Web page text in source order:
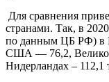
Для сравнения
странами. Так, в
по данным ЦБ РФ) в
США — 76,2,
Нидерландах – 112,1